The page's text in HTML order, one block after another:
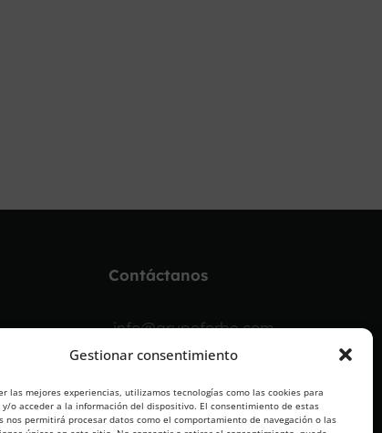
Gestionar consentimiento
las mejores experiencias, utilizamos tecnologías como las cookies para
y/o acceder a la información del dispositivo. El consentimiento de estas
nos permitirá procesar datos como el comportamiento de navegación o las
Contáctanos
info@grupoforbe.com